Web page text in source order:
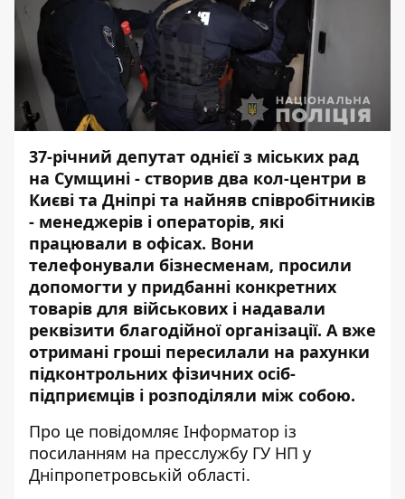
37-річний депутат однієї з міських рад
на Сумщині - створив два кол-центри в
Києві та Дніпрі та найняв співробітників
- менеджерів і операторів, які
працювали в офісах. Вони
телефонували бізнесменам, просили
допомогти у придбанні конкретних
товарів для військових і надавали
реквізити благодійної організації. А вже
отримані гроші пересилали на рахунки
підконтрольних фізичних осіб-
підприємців і розподіляли між собою.
Про це повідомляє Інформатор із
посиланням на пресслужбу ГУ НП у
Дніпропетровській області.